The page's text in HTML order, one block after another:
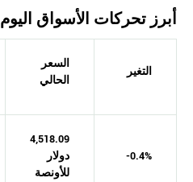
أبرز تحركات الأسواق اليوم
السعر
الحالي
التغير
4,518.09
دولار
للأونصة
-0.4%